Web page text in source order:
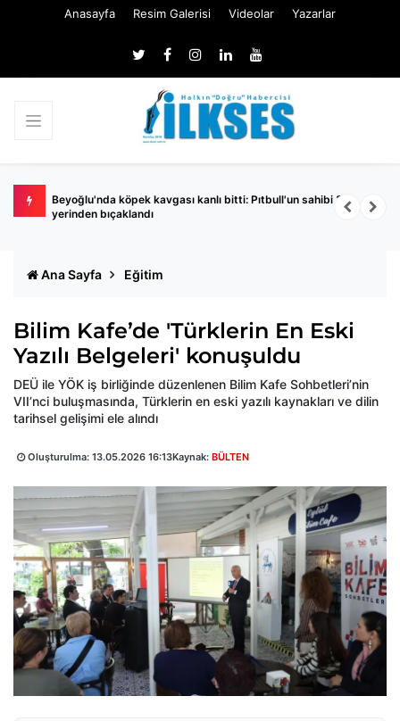
Anasayfa Resim Galerisi Videolar Yazarlar
Beyoğlu'nda köpek kavgası kanlı bitti: Pıtbull'un sahibi 3
yerinden bıçaklandı
Ana Sayfa Eğitim
Bilim Kafe’de 'Türklerin En Eski
Yazılı Belgeleri' konuşuldu
DEÜ ile YÖK iş birliğinde düzenlenen Bilim Kafe Sohbetleri’nin
VII’nci buluşmasında, Türklerin en eski yazılı kaynakları ve dilin
tarihsel gelişimi ele alındı
Oluşturulma: 13.05.2026 16:13Kaynak: BÜLTEN